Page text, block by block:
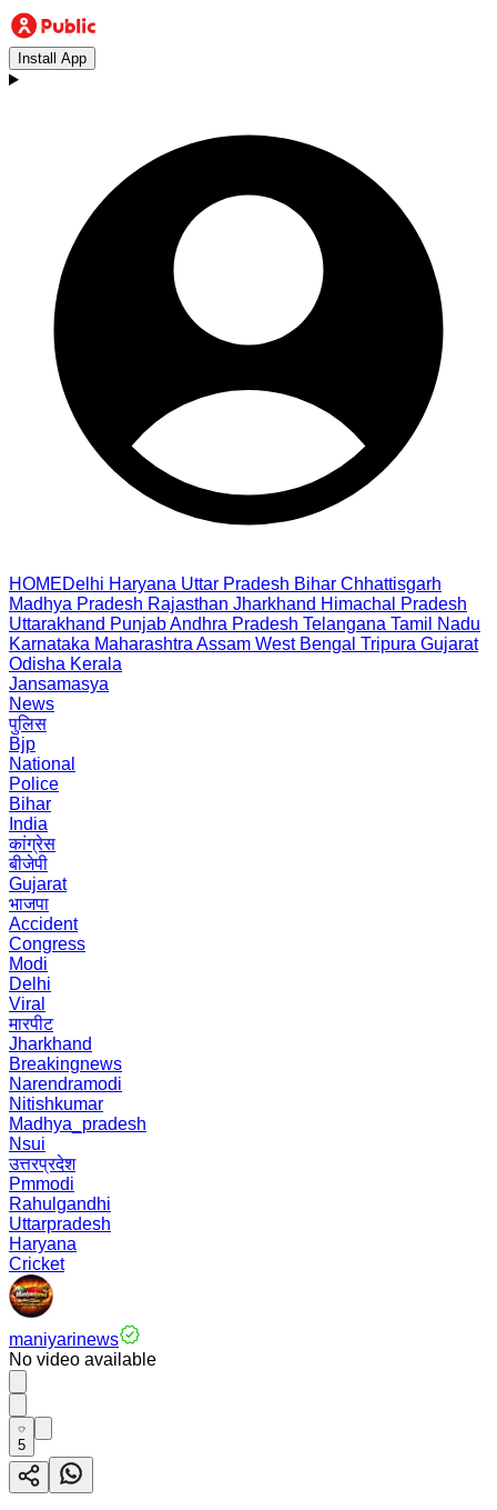
Install App
HOMEDelhi Haryana Uttar Pradesh Bihar Chhattisgarh
Madhya Pradesh Rajasthan Jharkhand Himachal Pradesh
Uttarakhand PunjabAndhra Pradesh Telangana Tamil Nadu
Karnataka Maharashtra Assam West Bengal Tripura Gujarat
Odisha Kerala
Jansamasya
News
पुलिस
Bjp
National
Police
Bihar
India
कांग्रेस
बीजेपी
Gujarat
भाजपा
Accident
Congress
Modi
Delhi
Viral
मारपीट
Jharkhand
Breakingnews
Narendramodi
Nitishkumar
Madhya_pradesh
Nsui
उत्तरप्रदेश
Pmmodi
Rahulgandhi
Uttarpradesh
Haryana
Cricket
maniyarinews
No video available
5